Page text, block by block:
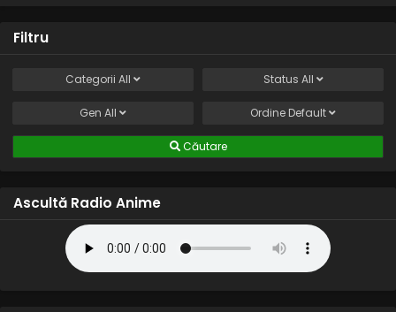
Filtru
Categorii All Status All
Gen All Ordine Default
Căutare
Ascultă Radio Anime